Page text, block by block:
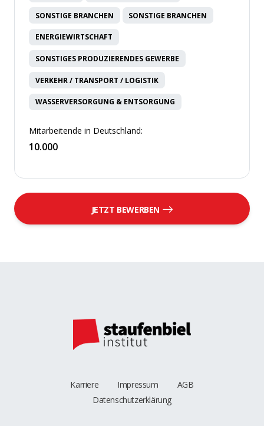
SONSTIGE BRANCHEN SONSTIGE BRANCHEN
ENERGIEWIRTSCHAFT
SONSTIGES PRODUZIERENDES GEWERBE
VERKEHR / TRANSPORT / LOGISTIK
WASSERVERSORGUNG & ENTSORGUNG
Mitarbeitende in Deutschland:
10.000
JETZT BEWERBEN
Karriere Impressum
AGB
Datenschutzerklärung